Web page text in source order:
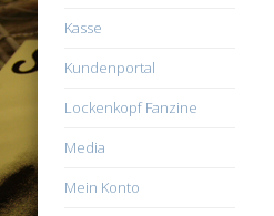
Kasse
Kundenportal
Lockenkopf Fanzine
Media
Mein Konto